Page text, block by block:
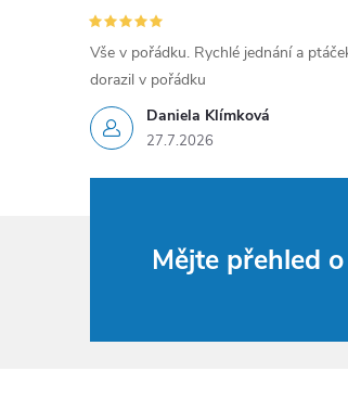
Daniela Klímková
27.7.2026
Vše v pořádku. Rychlé jednání a
dorazil v pořádku
Mějte přehled